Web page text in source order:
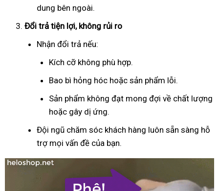
dung bên ngoài.
Đổi trả tiện lợi, không rủi ro
Nhận đổi trả nếu:
Kích cỡ không phù hợp.
Bao bì hỏng hóc hoặc sản phẩm lỗi.
Sản phẩm không đạt mong đợi về chất lượng
hoặc gây dị ứng.
Đội ngũ chăm sóc khách hàng luôn sẵn sàng hỗ
trợ mọi vấn đề của bạn.